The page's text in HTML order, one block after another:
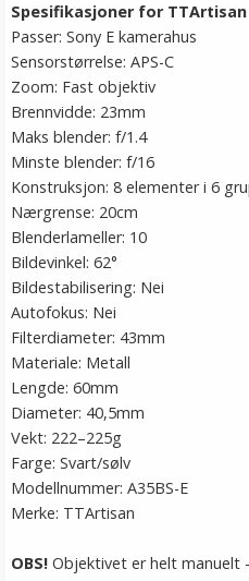
Spesifikasjoner for
Passer: Sony E kamerahus
Sensorstørrelse: APS-C
Zoom: Fast objektiv
Brennvidde: 23mm
Maks blender: f/1.4
Minste blender: f/16
Konstruksjon: 8 elementer i 6
Nærgrense: 20cm
Blenderlameller: 10
Bildevinkel: 62°
Bilde­stabilisering: Nei
Autofokus: Nei
Filterdiameter: 43mm
Materiale: Metall
Lengde: 60mm
Diameter: 40,5mm
Vekt: 222–225g
Farge: Svart/sølv
Modellnummer: A35BS-E
Merke: TTArtisan
OBS! Objektivet er helt manuelt